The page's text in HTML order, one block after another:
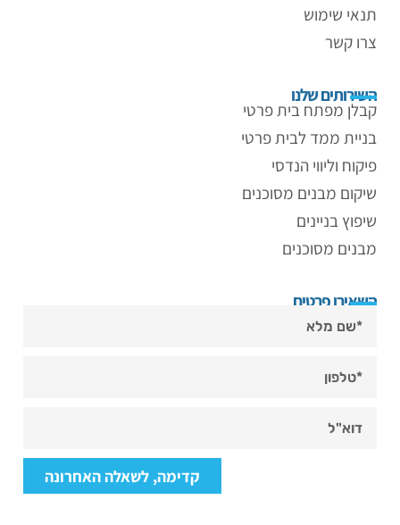
תנאי שימוש
צרו קשר
השירותים שלנו
קבלן מפתח בית פרטי
בניית ממד לבית פרטי
פיקוח וליווי הנדסי
שיקום מבנים מסוכנים
שיפוץ בניינים
מבנים מסוכנים
השאירו פרטים
קדימה, לשאלה האחרונה